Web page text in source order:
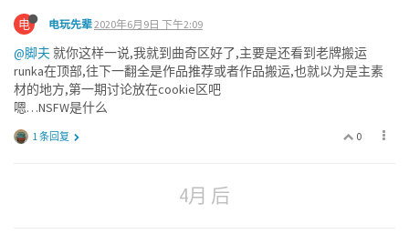
电 电玩先辈2020年6月9日 下午2:09
@脚夫就你这样一说,我就到曲奇区好了,主要是还看到老牌搬运
runka在顶部,往下一翻全是作品推荐或者作品搬运,也就以为是主素
材的地方,第一期讨论放在cookie区吧
嗯…NSFW是什么
0
1 条回复
4月 后